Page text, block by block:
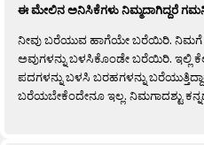
ಈ ಮೇಲಿನ ಅನಿಸಿಕೆಗಳು ನಿಮ್ಮದಾಗಿದ್ದರೆ
ನೀವು ಬರೆಯುವ ಹಾಗೆಯೇ ಬರೆಯಿರಿ.
ಅವುಗಳನ್ನು ಬಳಸಿಕೊಂಡೇ ಬರೆಯಿರಿ. ಇಲ್ಲಿ
ಪದಗಳನ್ನು ಬಳಸಿ ಬರಹಗಳನ್ನು
ಬರೆಯಬೇಕೆಂದೇನೂ ಇಲ್ಲ. ನಿಮಗಾದಶ್ಟು